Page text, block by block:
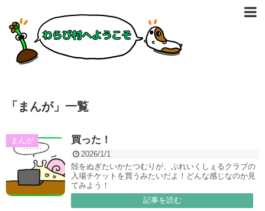
「 まんが」 一覧
買った！
2026/1/1
まんが
殻をぬぎたいかたつむりが、ぶれいくしぇるクラブの
入場チケットを買うみたいだよ！どんな感じなのか見
てみよう！
記事を読む